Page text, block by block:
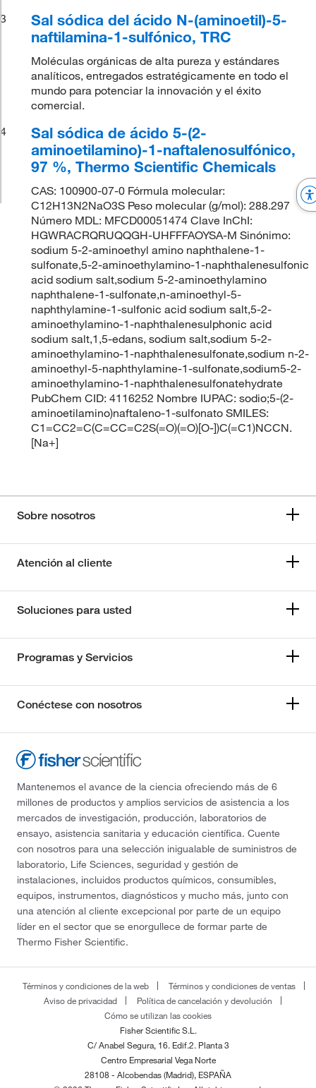
3
Sal sódica del ácido N-(aminoetil)-5-
naftilamina-1-sulfónico, TRC
Moléculas orgánicas de alta pureza y estándares
analíticos, entregados estratégicamente en todo el
mundo para potenciar la innovación y el éxito
comercial.
4
Sal sódica de ácido 5-(2-
aminoetilamino)-1-naftalenosulfónico,
97 %, Thermo Scientific Chemicals
CAS: 100900-07-0 Fórmula molecular:
C12H13N2NaO3S Peso molecular (g/mol): 288.297
Número MDL: MFCD00051474 Clave InChI:
HGWRACRQRUQQGH-UHFFFAOYSA-M Sinónimo:
sodium 5-2-aminoethyl amino naphthalene-1-
sulfonate,5-2-aminoethylamino-1-naphthalenesulfonic
acid sodium salt,sodium 5-2-aminoethylamino
naphthalene-1-sulfonate,n-aminoethyl-5-
naphthylamine-1-sulfonic acid sodium salt,5-2-
aminoethylamino-1-naphthalenesulphonic acid
sodium salt,1,5-edans, sodium salt,sodium 5-2-
aminoethylamino-1-naphthalenesulfonate,sodium n-2-
aminoethyl-5-naphthylamine-1-sulfonate,sodium5-2-
aminoethylamino-1-naphthalenesulfonatehydrate
PubChem CID: 4116252 Nombre IUPAC: sodio;5-(2-
aminoetilamino)naftaleno-1-sulfonato SMILES:
C1=CC2=C(C=CC=C2S(=O)(=O)[O-])C(=C1)NCCN.
[Na+]
Sobre nosotros
Atención al cliente
Soluciones para usted
Programas y Servicios
Conéctese con nosotros
Mantenemos el avance de la ciencia ofreciendo más de 6
millones de productos y amplios servicios de asistencia a los
mercados de investigación, producción, laboratorios de
ensayo, asistencia sanitaria y educación científica. Cuente
con nosotros para una selección inigualable de suministros de
laboratorio, Life Sciences, seguridad y gestión de
instalaciones, incluidos productos químicos, consumibles,
equipos, instrumentos, diagnósticos y mucho más, junto con
una atención al cliente excepcional por parte de un equipo
líder en el sector que se enorgullece de formar parte de
Thermo Fisher Scientific.
Términos y condiciones de la web
Términos y condiciones de ventas
Aviso de privacidad
Política de cancelación y devolución
Cómo se utilizan las cookies
Fisher Scientific S.L.
C/ Anabel Segura, 16. Edif.2. Planta 3
Centro Empresarial Vega Norte
28108 - Alcobendas (Madrid), ESPAÑA